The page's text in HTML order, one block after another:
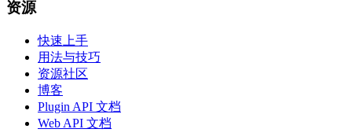
资源
快速上手
用法与技巧
资源社区
博客
Plugin API 文档
Web API 文档